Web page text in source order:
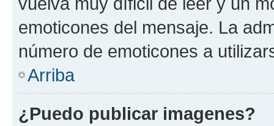
emoticones del mensaje. La
número de emoticones a
Arriba
¿Puedo publicar imagenes?